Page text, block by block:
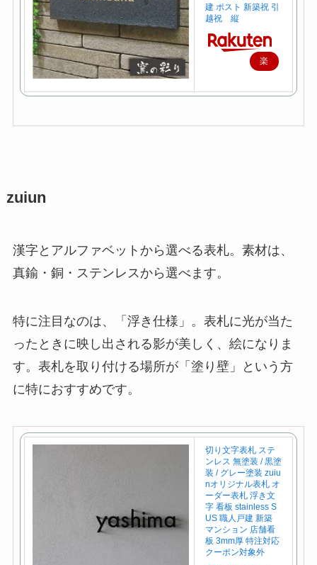
建 ポスト 新築祝 引
越祝 縦
楽
で
zuiun
漢字とアルファベットから選べる表札。素材は、
真鍮・銅・ステンレスから選べます。
特に注目なのは、「浮き仕様」。表札に光が当た
ったときに映し出される影が美しく、絵になりま
す。表札を取り付ける場所が「塗り壁」という方
に特におすすめです。
切り文字表札 ステ
ンレス 無塗装 / 黒塗
装 / グレー塗装 zuiu
nオリジナル表札 オ
ーダー表札 浮き文
字 看板 stainless S
US 職人戸建 新築
マンション 店舗看
板 3mm厚 特注対応
クーポン対象外